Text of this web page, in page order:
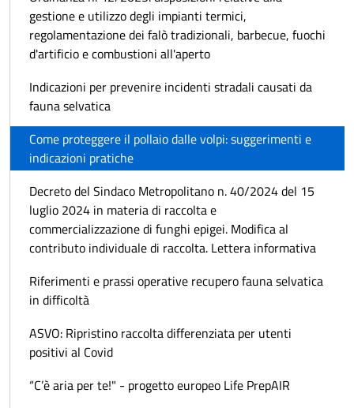
gestione e utilizzo degli impianti termici,
regolamentazione dei falò tradizionali, barbecue, fuochi
d'artificio e combustioni all'aperto
Indicazioni per prevenire incidenti stradali causati da
fauna selvatica
Come proteggere il pollaio dalle volpi: suggerimenti e
indicazioni pratiche
Decreto del Sindaco Metropolitano n. 40/2024 del 15
luglio 2024 in materia di raccolta e
commercializzazione di funghi epigei. Modifica al
contributo individuale di raccolta. Lettera informativa
Riferimenti e prassi operative recupero fauna selvatica
in difficoltà
ASVO: Ripristino raccolta differenziata per utenti
positivi al Covid
“C’è aria per te!" - progetto europeo Life PrepAIR